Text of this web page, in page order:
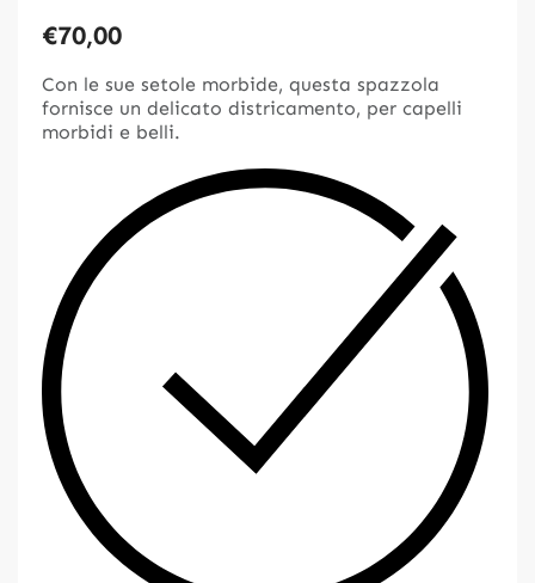
€70,00
Con le sue setole morbide, questa spazzola
fornisce un delicato districamento, per capelli
morbidi e belli.